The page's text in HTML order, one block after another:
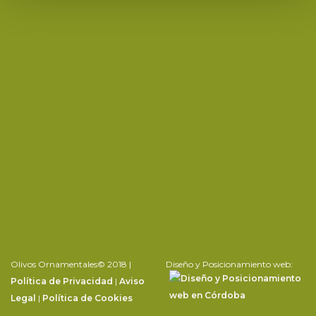
Olivos Ornamentales© 2018 |
Política de Privacidad | Aviso
Legal | Política de Cookies
Diseño y Posicionamiento web: